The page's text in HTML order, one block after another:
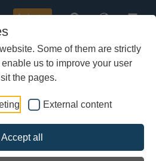
Some of them are strictly
us to improve your user
the pages.
External content
Accept all
Acheter